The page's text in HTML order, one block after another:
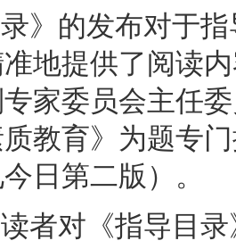
录》的发布对于
地提供了阅读
家委员会主任
教育》为题专
日第二版）。
者对《指导目